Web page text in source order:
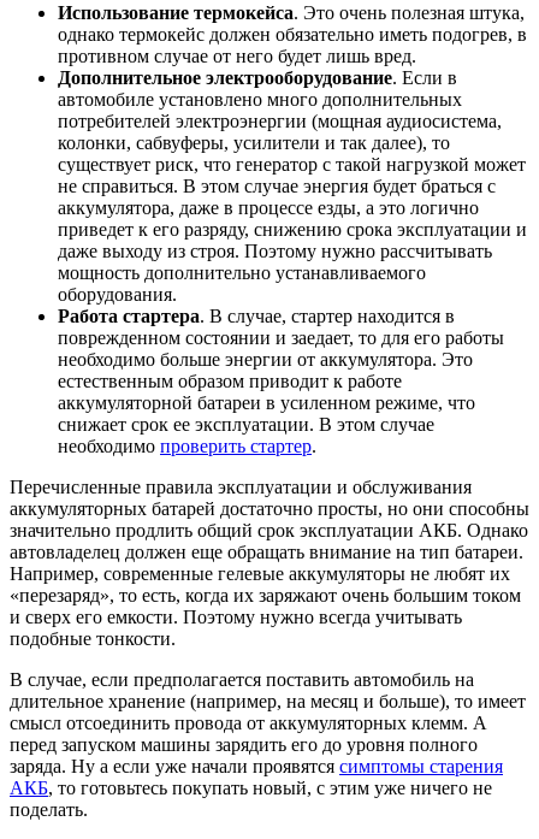
Использование термокейса. Это очень полезная штука,
однако термокейс должен обязательно иметь подогрев, в
противном случае от него будет лишь вред.
Дополнительное электрооборудование. Если в
автомобиле установлено много дополнительных
потребителей электроэнергии (мощная аудиосистема,
колонки, сабвуферы, усилители и так далее), то
существует риск, что генератор с такой нагрузкой может
не справиться. В этом случае энергия будет браться с
аккумулятора, даже в процессе езды, а это логично
приведет к его разряду, снижению срока эксплуатации и
даже выходу из строя. Поэтому нужно рассчитывать
мощность дополнительно устанавливаемого
оборудования.
Работа стартера. В случае, стартер находится в
поврежденном состоянии и заедает, то для его работы
необходимо больше энергии от аккумулятора. Это
естественным образом приводит к работе
аккумуляторной батареи в усиленном режиме, что
снижает срок ее эксплуатации. В этом случае
необходимо проверить стартер.
Перечисленные правила эксплуатации и обслуживания
аккумуляторных батарей достаточно просты, но они способны
значительно продлить общий срок эксплуатации АКБ. Однако
автовладелец должен еще обращать внимание на тип батареи.
Например, современные гелевые аккумуляторы не любят их
«перезаряд», то есть, когда их заряжают очень большим током
и сверх его емкости. Поэтому нужно всегда учитывать
подобные тонкости.
В случае, если предполагается поставить автомобиль на
длительное хранение (например, на месяц и больше), то имеет
смысл отсоединить провода от аккумуляторных клемм. А
перед запуском машины зарядить его до уровня полного
заряда. Ну а если уже начали проявятся симптомы старения
АКБ, то готовьтесь покупать новый, с этим уже ничего не
поделать.